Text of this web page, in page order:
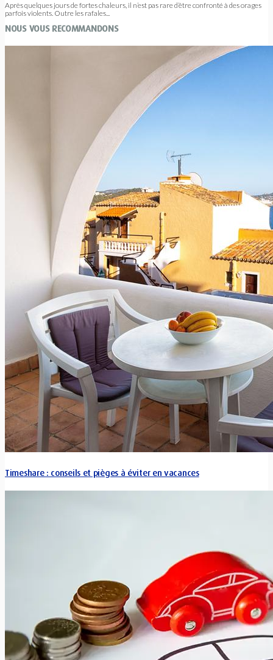
Après quelques jours de fortes chaleurs, il n’est pas rare d’être confronté à des orages
parfois violents. Outre les rafales...
NOUS VOUS RECOMMANDONS
Timeshare : conseils et pièges à éviter en vacances